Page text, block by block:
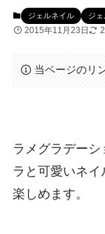
ジェルネイル ジ
2015年11月23日
当ページのリ
ラメグラデー
ラと可愛いネ
楽しめます。